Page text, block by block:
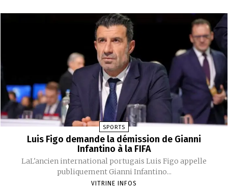
SPORTS
Luis Figo demande la démission de Gianni
Infantino à la FIFA
LaL'ancien international portugais Luis Figo appelle
publiquement Gianni Infantino...
VITRINE INFOS